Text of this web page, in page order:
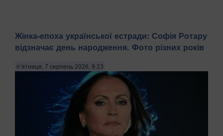
Жінка-епоха української естради: Софія Ротару
відзначає день народження. Фото різних років
п’ятниця, 7 серпень 2026, 9:23